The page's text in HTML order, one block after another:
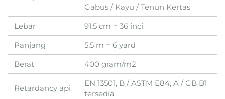
Gabus / Kayu / Tenun Kertas
Lebar
91,5 cm = 36 inci
Panjang
5,5 m = 6 yard
Berat
400 gram/m2
Retardancy api
EN 13501, B / ASTM E84, A / GB B1
tersedia